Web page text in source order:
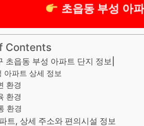
초읍동 부성 아
Contents
초읍동 부성 아파트 단지 정보|
아파트 상세 정보
환경
환경
환경
트, 상세 주소와 편의시설 정보